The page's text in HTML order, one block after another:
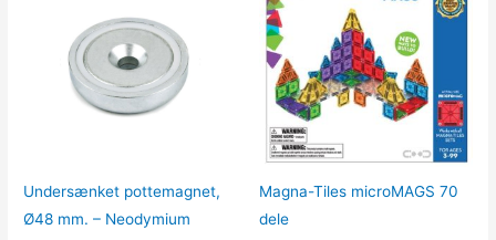
Undersænket pottemagnet,
Ø48 mm. – Neodymium
Magna-Tiles microMAGS 70
dele